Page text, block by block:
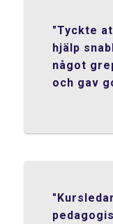
"Tyckte
hjälp
något
och gav